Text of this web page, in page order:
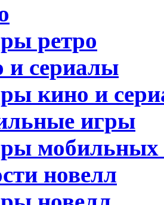
ретро
и сериалы
кино и
игры
мобильных
новелл